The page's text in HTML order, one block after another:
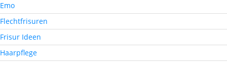
Emo
Flechtfrisuren
Frisur Ideen
Haarpflege